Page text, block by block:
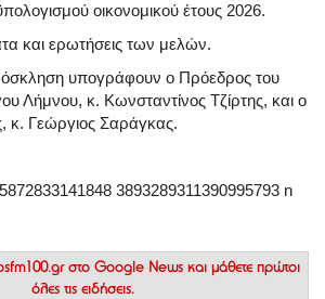
οικονομικού έτους 2026.
και ερωτήσεις των μελών.
υπογράφουν ο Πρόεδρος του
Λήμνου, κ. Κωνσταντίνος Τζίρτης, και ο
κ. Γεώργιος Σαράγκας.
στο Google News και μάθετε πρώτοι
όλες τις ειδήσεις.